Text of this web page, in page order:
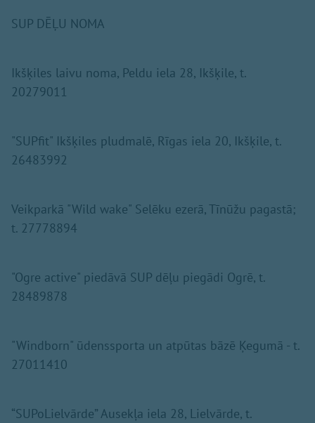
SUP DĒĻU NOMA
Ikšķiles laivu noma, Peldu iela 28, Ikšķile, t.
20279011
"SUPfit" Ikšķiles pludmalē, Rīgas iela 20, Ikšķile, t.
26483992
Veikparkā "Wild wake" Selēku ezerā, Tīnūžu pagastā;
t. 27778894
"Ogre active" piedāvā SUP dēļu piegādi Ogrē, t.
28489878
"Windborn" ūdenssporta un atpūtas bāzē Ķegumā - t.
27011410
“SUPoLielvārde” Ausekļa iela 28, Lielvārde, t.